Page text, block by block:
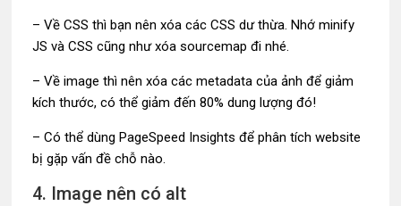
– Về CSS thì bạn nên xóa các CSS dư thừa. Nhớ minify
JS và CSS cũng như xóa sourcemap đi nhé.
– Về image thì nên xóa các metadata của ảnh để giảm
kích thước, có thể giảm đến 80% dung lượng đó!
– Có thể dùng PageSpeed Insights để phân tích website
bị gặp vấn đề chỗ nào.
4. Image nên có alt